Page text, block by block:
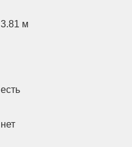
3.81 м
есть
нет